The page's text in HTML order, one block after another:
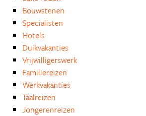
Bouwstenen
Specialisten
Hotels
Duikvakanties
Vrijwilligerswerk
Familiereizen
Werkvakanties
Taalreizen
Jongerenreizen